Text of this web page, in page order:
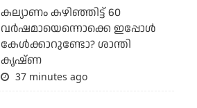
കല്യാണം കഴിഞ്ഞിട്ട് 60
വർഷമായെന്നൊക്കെ ഇപ്പോൾ
കേൾക്കാറുണ്ടോ? ശാന്തി
കൃഷ്ണ
37 minutes ago